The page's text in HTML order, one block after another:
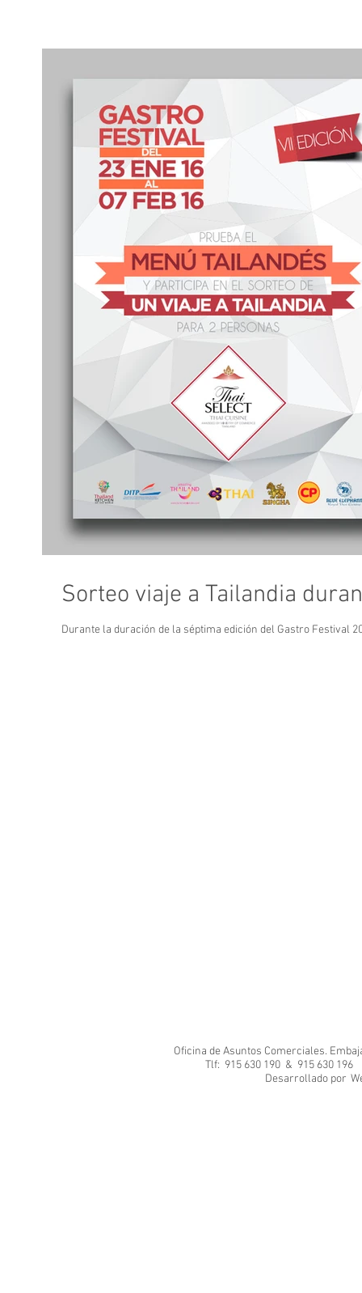
Sorteo viaje a Tailandia
Durante la duración de la séptima edición del Gastro Festival
Oficina de Asuntos Comerciales.
Tlf: 915 630 190 & 915 630